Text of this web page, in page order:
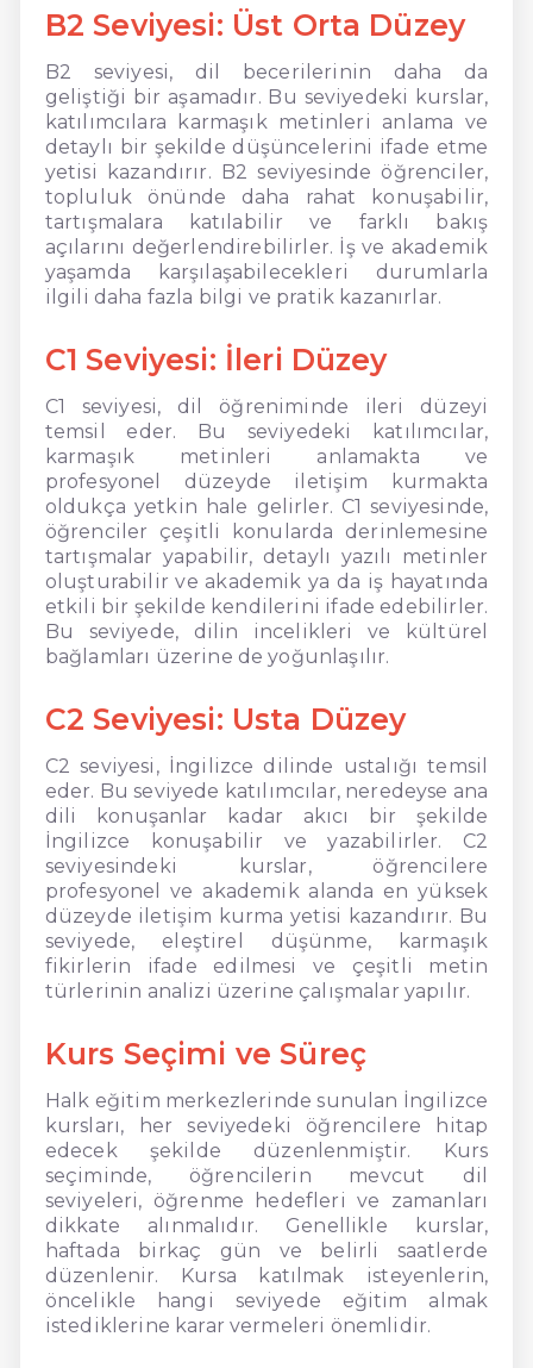
B2 Seviyesi: Üst Orta Düzey
B2 seviyesi, dil becerilerinin daha da
geliştiği bir aşamadır. Bu seviyedeki kurslar,
katılımcılara karmaşık metinleri anlama ve
detaylı bir şekilde düşüncelerini ifade etme
yetisi kazandırır. B2 seviyesinde öğrenciler,
topluluk önünde daha rahat konuşabilir,
tartışmalara katılabilir ve farklı bakış
açılarını değerlendirebilirler. İş ve akademik
yaşamda karşılaşabilecekleri durumlarla
ilgili daha fazla bilgi ve pratik kazanırlar.
C1 Seviyesi: İleri Düzey
C1 seviyesi, dil öğreniminde ileri düzeyi
temsil eder. Bu seviyedeki katılımcılar,
karmaşık metinleri anlamakta ve
profesyonel düzeyde iletişim kurmakta
oldukça yetkin hale gelirler. C1 seviyesinde,
öğrenciler çeşitli konularda derinlemesine
tartışmalar yapabilir, detaylı yazılı metinler
oluşturabilir ve akademik ya da iş hayatında
etkili bir şekilde kendilerini ifade edebilirler.
Bu seviyede, dilin incelikleri ve kültürel
bağlamları üzerine de yoğunlaşılır.
C2 Seviyesi: Usta Düzey
C2 seviyesi, İngilizce dilinde ustalığı temsil
eder. Bu seviyede katılımcılar, neredeyse ana
dili konuşanlar kadar akıcı bir şekilde
İngilizce konuşabilir ve yazabilirler. C2
seviyesindeki kurslar, öğrencilere
profesyonel ve akademik alanda en yüksek
düzeyde iletişim kurma yetisi kazandırır. Bu
seviyede, eleştirel düşünme, karmaşık
fikirlerin ifade edilmesi ve çeşitli metin
türlerinin analizi üzerine çalışmalar yapılır.
Kurs Seçimi ve Süreç
Halk eğitim merkezlerinde sunulan İngilizce
kursları, her seviyedeki öğrencilere hitap
edecek şekilde düzenlenmiştir. Kurs
seçiminde, öğrencilerin mevcut dil
seviyeleri, öğrenme hedefleri ve zamanları
dikkate alınmalıdır. Genellikle kurslar,
haftada birkaç gün ve belirli saatlerde
düzenlenir. Kursa katılmak isteyenlerin,
öncelikle hangi seviyede eğitim almak
istediklerine karar vermeleri önemlidir.